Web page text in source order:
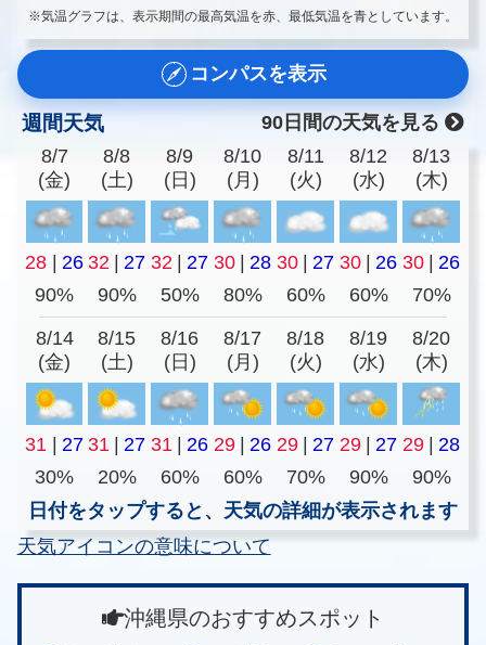
※気温グラフは、表示期間の最高気温を赤、最低気温を青としています。
コンパスを表示
週間天気
90日間の天気を見る
8/7
(金)
8/8
(土)
8/9
(日)
8/10
(月)
8/11
(火)
8/12
(水)
8/13
(木)
28 26 32 27 32 27 30 28 30 27 30 26 30
26
90%
90% 50% 80% 60% 60% 70%
8/14
(金)
8/15
(土)
8/16
(日)
8/17
(月)
8/18
(火)
8/19
(水)
8/20
(木)
31 27 31 27 31 26 29 26 29 27 29 27 29
28
30%
20% 60% 60% 70% 90%
90%
日付をタップすると、天気の詳細が表示されます
天気アイコンの意味について
沖縄県のおすすめスポット